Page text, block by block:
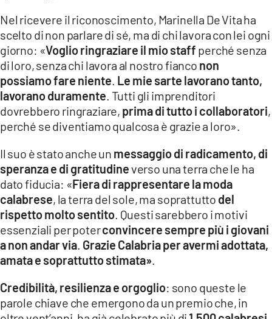
App
ANDROID
APPLE
Nel ricevere il riconoscimento, Marinella De Vita ha
scelto di non parlare di sé, ma di chi lavora con lei ogni
giorno: «Voglio ringraziare il mio staff perché senza
di loro, senza chi lavora al nostro fianco non
possiamo fare niente Le mie sarte lavorano tanto,
lavorano duramente . Tutti gli imprenditori
dovrebbero ringraziare, prima di tutto i collaboratori,
perché se diventiamo qualcosa è grazie a loro».
Il suo è stato anche un messaggio di radicamento, di
speranza e di gratitudineverso una terra che le ha
dato fiducia: «Fiera di rappresentare la moda
calabrese, la terra del sole, ma soprattutto del
rispetto molto sentito . Questi sarebbero i motivi
essenziali per poterconvincere sempre più i giovani
a non andar via Grazie Calabria per avermi adottata,
amata e soprattutto stimata»
Credibilità, resilienza e orgoglio: sono queste le
parole chiave che emergono da un premio che, in